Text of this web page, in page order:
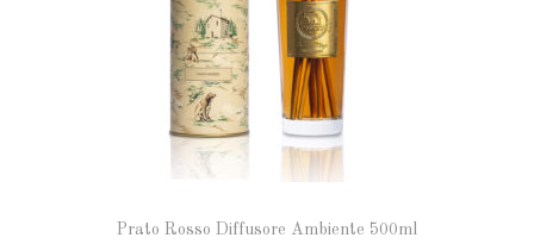
Prato Rosso Diffusore Ambiente 500ml